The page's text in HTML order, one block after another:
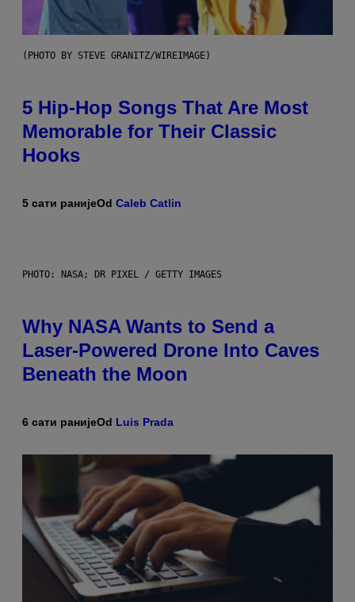
(PHOTO BY STEVE GRANITZ/WIREIMAGE)
5 Hip-Hop Songs That Are Most
Memorable for Their Classic
Hooks
5 сати ранијеOd Caleb Catlin
PHOTO: NASA; DR PIXEL / GETTY IMAGES
Why NASA Wants to Send a
Laser-Powered Drone Into Caves
Beneath the Moon
6 сати ранијеOd Luis Prada